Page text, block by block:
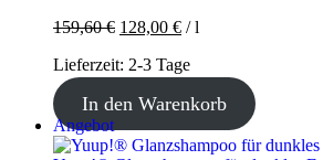
war:
159,60€ 128,00 € /l
Lieferzeit: 2-3 Tage
In den Warenkorb
AngebotProdukt
im